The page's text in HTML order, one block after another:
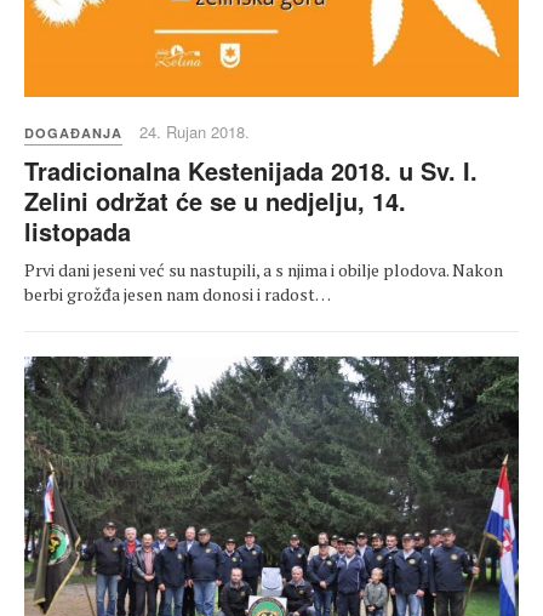
DOGAĐANJA 24. Rujan 2018.
Tradicionalna Kestenijada 2018. u Sv. I.
Zelini održat će se u nedjelju, 14.
listopada
Prvi dani jeseni već su nastupili, a s njima i obilje plodova. Nakon
berbi grožđa jesen nam donosi i radost…